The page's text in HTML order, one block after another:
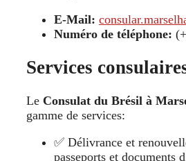
E-Mail:
Numéro de téléphone:
Services
Le Consulat du Brésil à
gamme de services:
✅ Délivrance et
passeports et documents